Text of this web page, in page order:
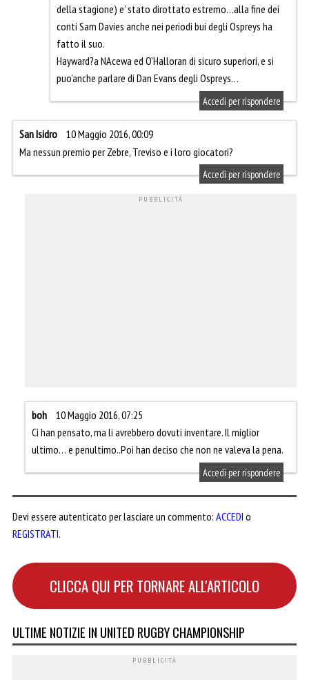
della stagione) e’ stato dirottato estremo…alla fine dei
conti Sam Davies anche nei periodi bui degli Ospreys ha
fatto il suo.
Hayward?a NAcewa ed O’Halloran di sicuro superiori, e si
puo’anche parlare di Dan Evans degli Ospreys…
Accedi per rispondere
San Isidro
10 Maggio 2016, 00:09
Ma nessun premio per Zebre, Treviso e i loro giocatori?
Accedi per rispondere
boh
10 Maggio 2016, 07:25
Ci han pensato, ma li avrebbero dovuti inventare. Il miglior
ultimo… e penultimo..Poi han deciso che non ne valeva la pena.
Accedi per rispondere
Devi essere autenticato per lasciare un commento: ACCEDI o
REGISTRATI.
CLICCA QUI PER TORNARE ALL'ARTICOLO
ULTIME NOTIZIE IN UNITED RUGBY CHAMPIONSHIP